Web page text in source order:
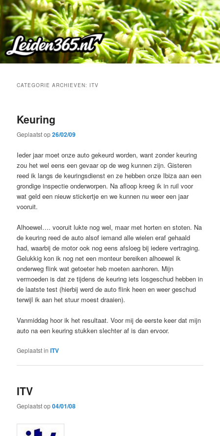
Spring
naar
primaire
inhoud
Spring
naar
secundaire
inhoud
CATEGORIE ARCHIEVEN: ITV
Keuring
Geplaatst op26/02/09
Ieder jaar moet onze auto gekeurd worden, want zonder keuring
zou het wel eens een gevaar op de weg kunnen zijn. Gisteren
reed ik langs de keuringsdienst en ze hebben onze Ibiza aan een
grondige inspectie onderworpen. Na afloop kreeg ik in ruil voor
wat geld een nieuw stickertje en we kunnen nu weer een jaar
vooruit.
Alhoewel…. vooruit lukte nog wel, maar met horten en stoten. Na
de keuring reed de auto alsof iemand alle wielen eraf gehaald
had, waarbij de motor ook nog eens afsloeg bij iedere vertraging.
Gelukkig kon ik nog net een monteur bereiken alhoewel ik
onderweg flink wat getoeter heb moeten aanhoren. Mijn
vermoeden is dat ze tijdens de keuring iets losgeschud hebben in
de laatste test (hierbij werd de auto flink heen en weer geschud
terwijl ik aan het stuur moest draaien).
Vanmiddag hoor ik het resultaat. Voor mij de eerste keer dat mijn
auto na een keuring stukken slechter af is dan ervoor.
Geplaatst in ITV
ITV
Geplaatst op04/01/08